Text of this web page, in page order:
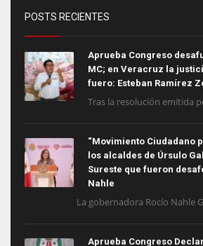
POSTS RECIENTES
Aprueba Congreso
MC; en Veracruz la
fuero: Esteban Ramírez
Tras la resolución emitida
“Movimiento Ciudadano
los alcaldes de Úrsulo
Sureste que fueron
Nahle
La gobernadora Rocío Nahle
Aprueba Congreso